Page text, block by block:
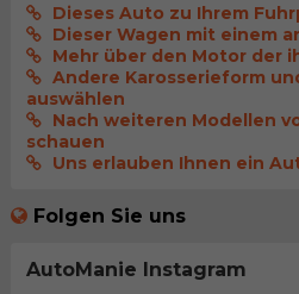
Dieses Auto zu Ihrem
Dieser Wagen mit einem
Mehr über den Motor der
Andere Karosserieform
auswählen
Nach weiteren Modellen
schauen
Uns erlauben Ihnen ein
Folgen Sie uns
AutoManie Instagram